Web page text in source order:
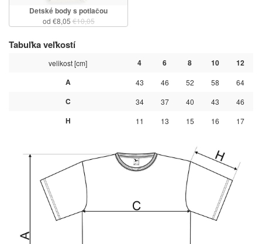
Detské body s potlačou
od €8,05€10,05
Tabuľka veľkostí
velikost [cm] 4 6 8 10
12
A
43 46 52 58 64
C 34 37 40 43 46
H 11 13 15 16 17